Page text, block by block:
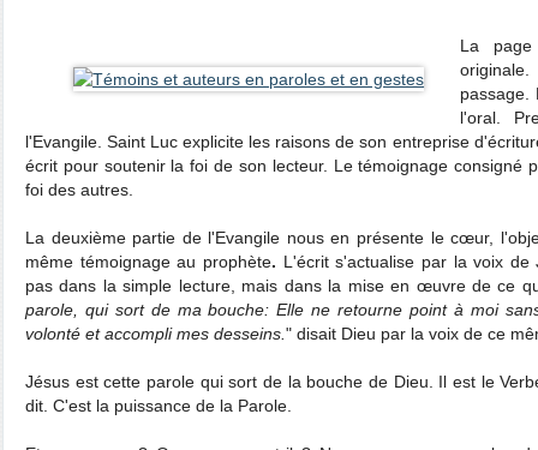
La
originale.
passage.
l'oral.
l'Evangile. Saint Luc explicite les raisons de son entreprise
écrit pour soutenir la foi de son lecteur. Le témoignage consigné
foi des autres.
La deuxième partie de l'Evangile nous en présente le cœur,
même témoignage au prophète. L'écrit s'actualise par la voix
pas dans la simple lecture, mais dans la mise en œuvre de ce
parole, qui sort de ma bouche: Elle ne retourne point à moi
volonté et accompli mes desseins. " disait Dieu par la voix de ce
Jésus est cette parole qui sort de la bouche de Dieu. Il est le
dit. C'est la puissance de la Parole.